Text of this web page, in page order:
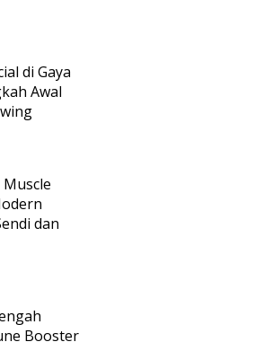
di Gaya
Awal
Muscle
dan
Booster